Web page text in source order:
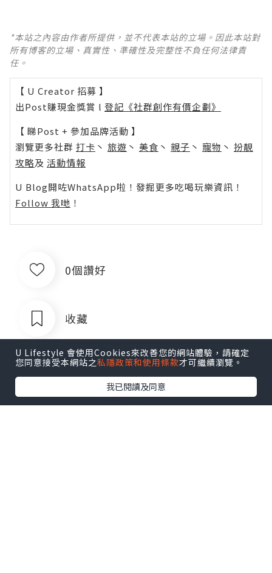
*本站之內容由作者所提供，並不代表本站的立場。因此本站對
所有博客的立場、真實性、準確性及完整性不負任何法律責
任。
【 U Creator 招募 】
出Post賺現金獎賞 l 登記《社群創作有價企劃》
【 睇Post + 參加品牌活動 】
瀏覽更多社群 打卡 丶 旅遊 丶 美食 丶 親子 丶 寵物 丶 扮靚
攻略及 活動情報
U Blog開咗WhatsApp啦！發掘更多吃喝玩樂資訊！
Follow 我哋 ！
0個讚好
收藏
U Lifestyle 會使用Cookies來改善您的網站體驗，請確定
您同意接受本網站之私隱政策和使用條款才可繼續瀏覽。
我已閱讀及同意